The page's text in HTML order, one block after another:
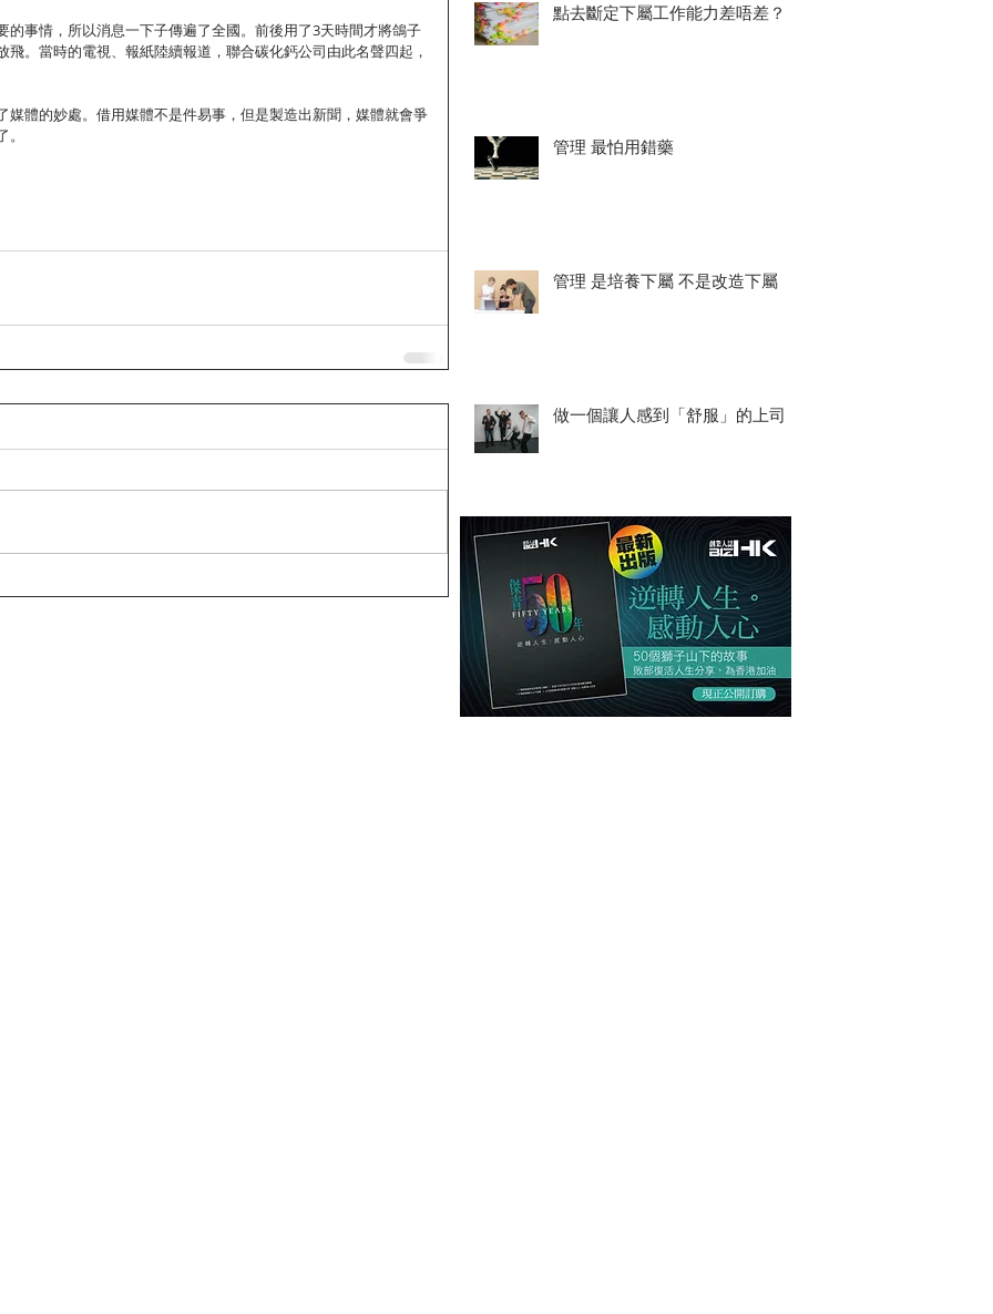
的事情，所以消息一下子傳遍了全國。前後用了3天時間才將鴿子
飛。當時的電視、報紙陸續報道，聯合碳化鈣公司由此名聲四起，
媒體的妙處。借用媒體不是件易事，但是製造出新聞，媒體就會爭
點去斷定下屬工作能力差唔差？
管理 最怕用錯藥
管理 是培養下屬 不是改造下屬
做一個讓人感到「舒服」的上司